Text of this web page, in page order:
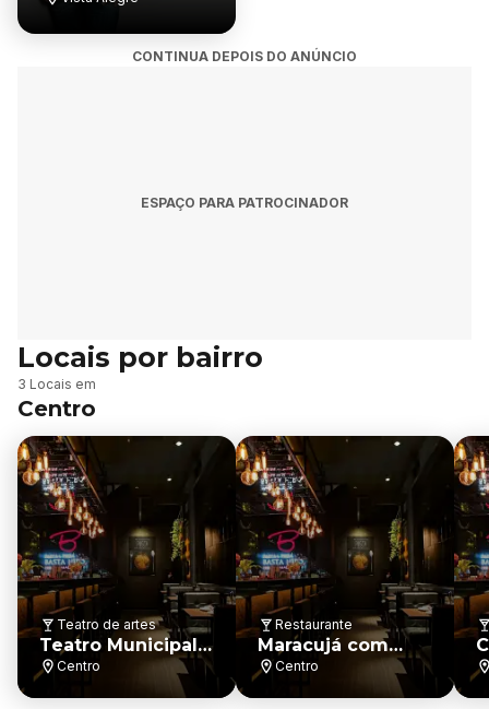
CONTINUA DEPOIS DO ANÚNCIO
ESPAÇO PARA PATROCINADOR
Locais por bairro
B
a
r
r
o
3 Locais em
Centro
Teatro de artes
Teatro Municipal
de Pouso Alegre
Centro
Restaurante
Maracujá com
Manga
Restaurante e
Centro